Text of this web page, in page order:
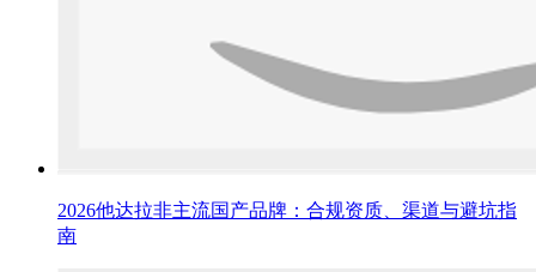
2026他达拉非主流国产品牌：合规资质、渠道与避坑指
南